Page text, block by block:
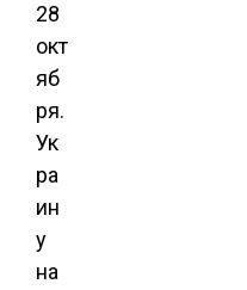
28
окт
яб
ря.
Ук
ра
ин
у
на